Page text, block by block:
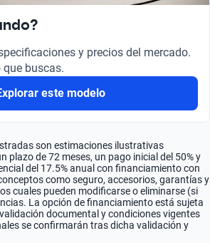
y precios del mercado.
que buscas.
este modelo
son estimaciones ilustrativas
plazo de 72 meses, un pago inicial del 50% y
del 17.5% anual con financiamiento con
como seguro, accesorios, garantías y
cuales pueden modificarse o eliminarse (si
La opción de financiamiento está sujeta
documental y condiciones vigentes
se confirmarán tras dicha validación y